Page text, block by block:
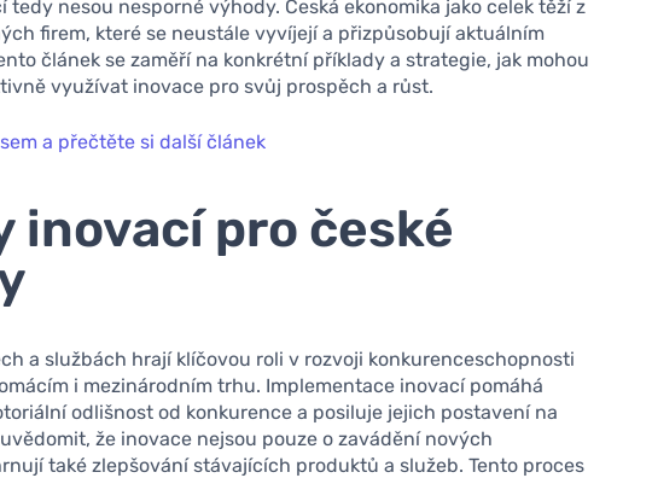
tedy nesou nesporné výhody. Česká ekonomika jako celek těží z
firem, které se neustále vyvíjejí a přizpůsobují aktuálním
článek se zaměří na konkrétní příklady a strategie, jak mohou
využívat inovace pro svůj prospěch a růst.
a přečtěte si další článek
inovací pro české
a službách hrají klíčovou roli v rozvoji konkurenceschopnosti
i mezinárodním trhu. Implementace inovací pomáhá
odlišnost od konkurence a posiluje jejich postavení na
že inovace nejsou pouze o zavádění nových
také zlepšování stávajících produktů a služeb. Tento proces